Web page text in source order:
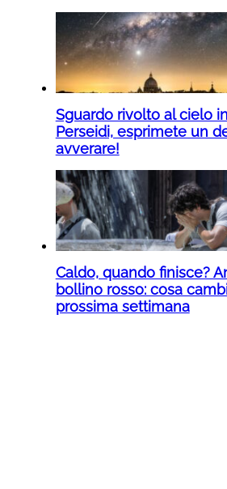
Sguardo rivolto al cielo
Perseidi, esprimete un
avverare!
Caldo, quando finisce?
bollino rosso: cosa
prossima settimana